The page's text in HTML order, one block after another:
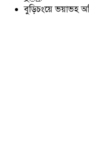
বুড়িচংয়ে ভয়াভহ